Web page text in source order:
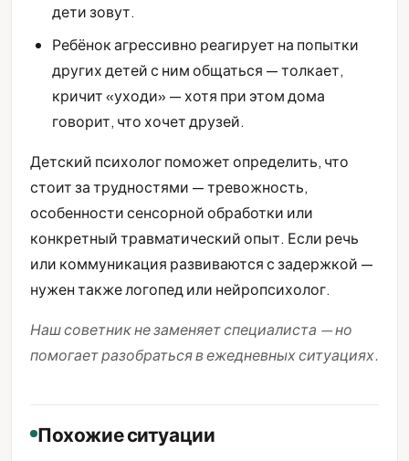
дети зовут.
Ребёнок агрессивно реагирует на попытки
других детей с ним общаться — толкает,
кричит «уходи» — хотя при этом дома
говорит, что хочет друзей.
Детский психолог поможет определить, что
стоит за трудностями — тревожность,
особенности сенсорной обработки или
конкретный травматический опыт. Если речь
или коммуникация развиваются с задержкой —
нужен также логопед или нейропсихолог.
Наш советник не заменяет специалиста — но
помогает разобраться в ежедневных ситуациях.
Похожие ситуации